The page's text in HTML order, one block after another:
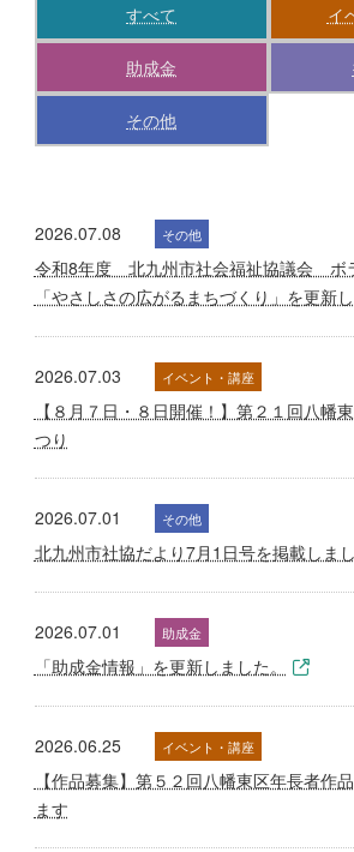
すべて イ
助成金
その他
2026.07.08 その他
令和8年度 北九州市社会福祉協議会 ボ
「やさしさの広がるまちづくり」を更新
2026.07.03 イベント・講座
【８月７日・８日開催！】第２１回八幡
つり
2026.07.01 その他
北九州市社協だより7月1日号を掲載しま
2026.07.01 助成金
「助成金情報」を更新しました。
2026.06.25 イベント・講座
【作品募集】第５２回八幡東区年長者作
ます